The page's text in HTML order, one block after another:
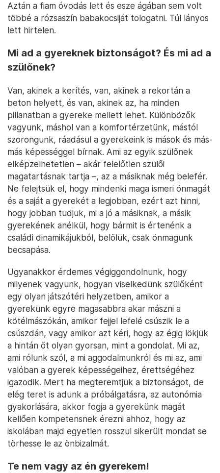
Aztán a fiam óvodás lett és esze ágában sem volt
többé a rózsaszín babakocsiját tologatni. Túl lányos
lett hirtelen.
Mi ad a gyereknek biztonságot? És mi ad a
szülőnek?
Van, akinek a kerítés, van, akinek a rekortán a
beton helyett, és van, akinek az, ha minden
pillanatban a gyereke mellett lehet. Különbözők
vagyunk, máshol van a komfortérzetünk, mástól
szorongunk, ráadásul a gyerekeink is mások és más-
más képességgel bírnak. Ami az egyik szülőnek
elképzelhetetlen – akár felelőtlen szülői
magatartásnak tartja –, az a másiknak még belefér.
Ne felejtsük el, hogy mindenki maga ismeri önmagát
és a saját a gyerekét a legjobban, ezért azt hinni,
hogy jobban tudjuk, mi a jó a másiknak, a másik
gyerekének anélkül, hogy bármit is értenénk a
családi dinamikájukból, belőlük, csak önmagunk
becsapása.
Ugyanakkor érdemes végiggondolnunk, hogy
milyenek vagyunk, hogyan viselkedünk szülőként
egy olyan játszótéri helyzetben, amikor a
gyerekünk egyre magasabbra akar mászni a
kötélmászókán, amikor fejjel lefelé csúszik le a
csúszdán, vagy amikor azt kéri, hogy az égig lökjük
a hintán őt olyan gyorsan, mint a gondolat. Mi az,
ami rólunk szól, a mi aggodalmunkról és mi az, ami
valóban a gyerek képességeihez, érettségéhez
igazodik. Mert ha megteremtjük a biztonságot, de
elég teret is adunk a próbálgatásra, az autonómia
gyakorlására, akkor fogja a gyerekünk magát
kellően kompetensnek érezni ahhoz, hogy az
iskolában majd egyetlen rosszul sikerült mondat se
törhesse le az önbizalmát.
Te nem vagy az én gyerekem!